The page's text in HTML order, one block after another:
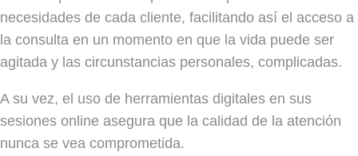
necesidades de cada cliente, facilitando así el acceso a
la consulta en un momento en que la vida puede ser
agitada y las circunstancias personales, complicadas.
A su vez, el uso de herramientas digitales en sus
sesiones online asegura que la calidad de la atención
nunca se vea comprometida.